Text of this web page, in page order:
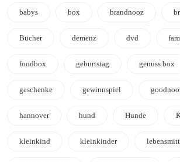
babys box brandnooz
Bücher demenz dvd
foodbox geburtstag genuss box
geschenke gewinnspiel
hannover hund Hunde
kleinkind kleinkinder